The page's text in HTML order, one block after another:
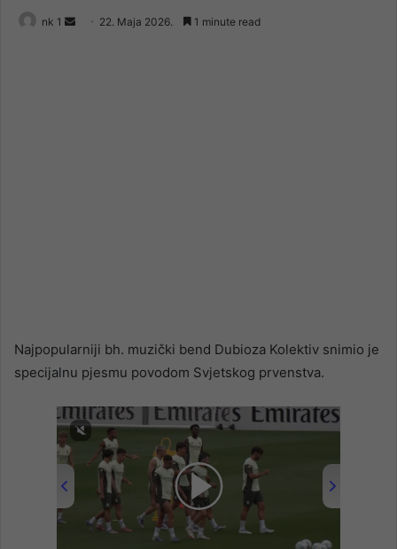
nk 1
Send 22. Maja 2026. 1 minute read
Najpopularniji bh. muzički bend Dubioza Kolektiv snimio je
specijalnu pjesmu povodom Svjetskog prvenstva.